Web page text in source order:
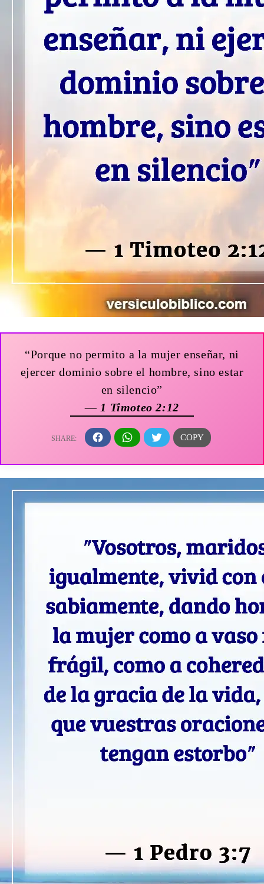
“Porque no permito a la mujer enseñar, ni
ejercer dominio sobre el hombre, sino estar
en silencio”
— 1 Timoteo 2:12